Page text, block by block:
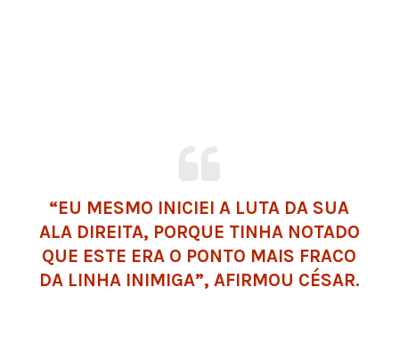
“EU MESMO INICIEI A LUTA DA SUA
ALA DIREITA, PORQUE TINHA NOTADO
QUE ESTE ERA O PONTO MAIS FRACO
DA LINHA INIMIGA”, AFIRMOU CÉSAR.